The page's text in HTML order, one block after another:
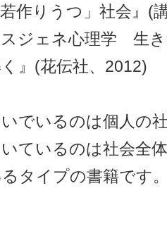
作りうつ」社会』(
ジェネ心理学 生き
』(花伝社、2012)
でいるのは個人の
ているのは社会全
タイプの書籍です